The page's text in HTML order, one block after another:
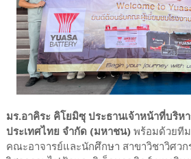
มร.อาคิระ คิโยมิซุ ประธานเจ้าหน้าที่บริห
ประเทศไทย จำกัด (มหาชน) พร้อมด้วยที
คณะอาจารย์และนักศึกษา สาขาวิชาวิศว